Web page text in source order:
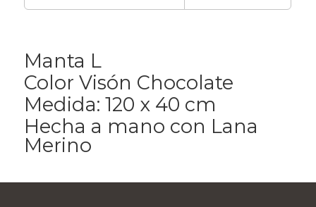
Manta L
Color Visón Chocolate
Medida: 120 x 40 cm
Hecha a mano con Lana
Merino